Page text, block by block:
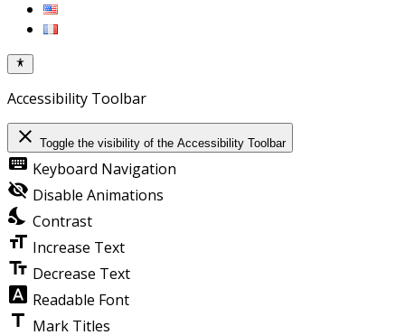
Accessibility Toolbar
close Toggle the visibility of the Accessibility Toolbar
keyboard Keyboard Navigation
visibility_off Disable Animations
nights_stay Contrast
format_size Increase Text
text_fields Decrease Text
font_download Readable Font
title Mark Titles